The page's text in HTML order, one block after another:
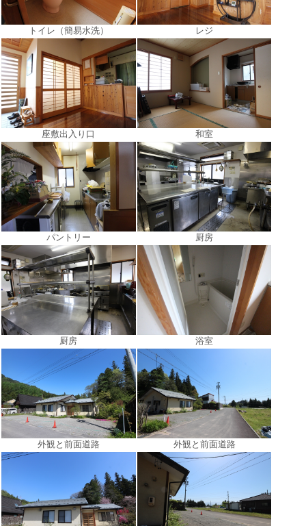
トイレ（簡易水洗） レジ
座敷出入り口 和室
パントリー 厨房
厨房 浴室
外観と前面道路 外観と前面道路